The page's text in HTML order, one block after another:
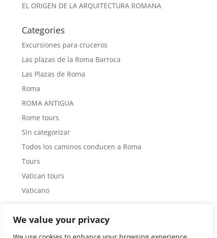
We value your privacy
EL ORIGEN DE LA ARQUITECTURA ROMANA
Categories
Excursiones para cruceros
Las plazas de la Roma Barroca
Las Plazas de Roma
Roma
ROMA ANTIGUA
Rome tours
Sin categorizar
Todos los caminos conducen a Roma
Tours
Vatican tours
Vaticano
Tag Cloud